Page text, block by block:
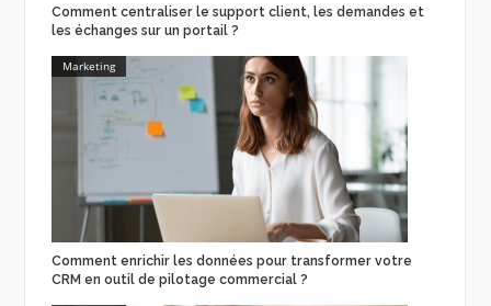
Comment centraliser le support client, les demandes et
les échanges sur un portail ?
Marketing
Comment enrichir les données pour transformer votre
CRM en outil de pilotage commercial ?